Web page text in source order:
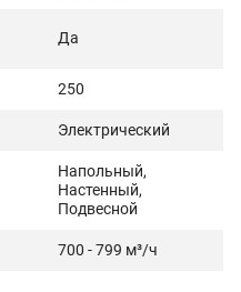
Да
250
Электрический
Напольный,
Настенный,
Подвесной
700 - 799 м³/ч